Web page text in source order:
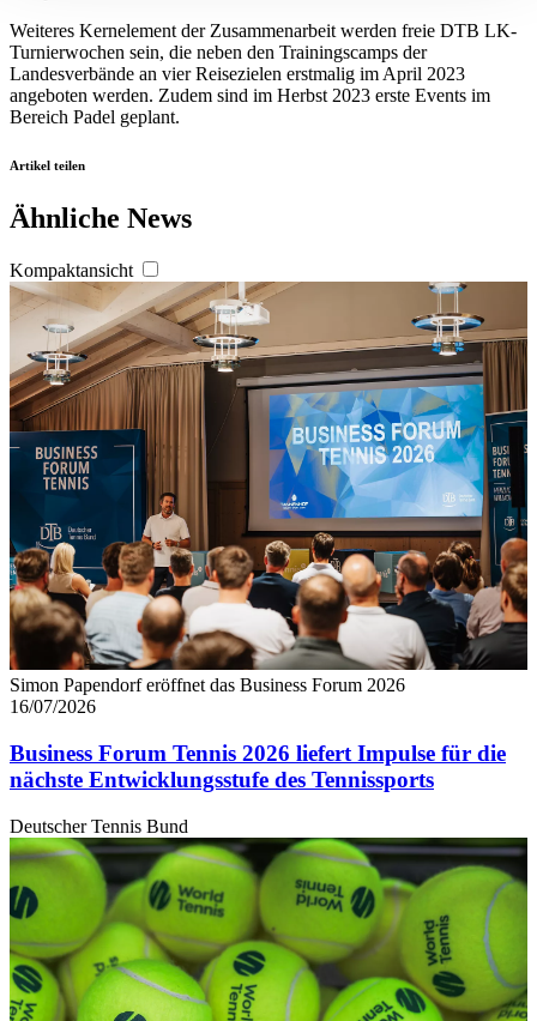
Wir verwenden Cookies, um Inhalte und Anzeigen zu
personalisieren, Funktionen für soziale Medien anbieten
zu können und die Zugriffe auf unsere Website zu
analysieren. Außerdem geben wir Informationen zu Ihrer
soziale Medien, Werbung und Analysen weiter. Unsere
weiteren Daten zusammen, die Sie ihnen bereitgestellt
haben oder die sie im Rahmen Ihrer Nutzung der Dienste
gesammelt haben. DieCookie-Einstellungenkönnen
jederzeit über den Link im Footer aufgerufen und
angepasst werden.
Weiteres Kernelement der Zusammenarbeit werden freie DTB LK-
Turnierwochen sein, die neben den Trainingscamps der
Landesverbände an vier Reisezielen erstmalig im April 2023
angeboten werden. Zudem sind im Herbst 2023 erste Events im
Bereich Padel geplant.
Artikel teilen
Ähnliche News
Kompaktansicht
Simon Papendorf eröffnet das Business Forum 2026
16/07/2026
Business Forum Tennis 2026 liefert Impulse für die
nächste Entwicklungsstufe des Tennissports
Deutscher Tennis Bund